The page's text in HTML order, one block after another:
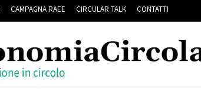
CAMPAGNA RAEE CIRCULAR TALK CONTATTI